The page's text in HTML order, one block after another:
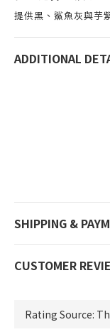
提供黑、鯊魚灰與芋
ADDITIONAL
SHIPPING &
CUSTOMER